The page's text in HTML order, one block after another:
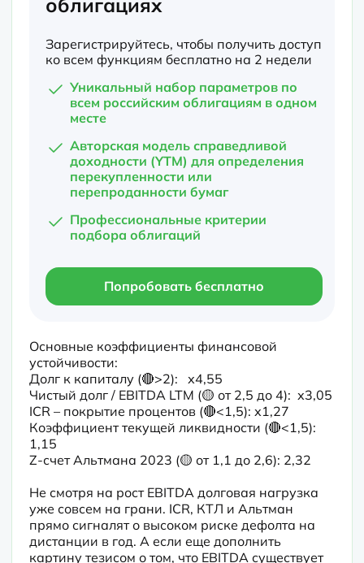
облигациях
Зарегистрируйтесь, чтобы получить доступ
ко всем функциям бесплатно на 2 недели
Уникальный набор параметров по
всем российским облигациям в одном
месте
Авторская модель справедливой
доходности (YTM) для определения
перекупленности или
перепроданности бумаг
Профессиональные критерии
подбора облигаций
Попробовать бесплатно
Основные коэффициенты финансовой
устойчивости:
Долг к капиталу (🔴>2):   х4,55
Чистый долг / EBITDA LTM (🟡 от 2,5 до 4):  х3,05
ICR – покрытие процентов (🔴<1,5): х1,27
Коэффициент текущей ликвидности (🔴<1,5):
1,15
Z-счет Альтмана 2023 (🟡 от 1,1 до 2,6): 2,32
Не смотря на рост EBITDA долговая нагрузка
уже совсем на грани. ICR, КТЛ и Альтман
прямо сигналят о высоком риске дефолта на
дистанции в год. А если еще дополнить
картину тезисом о том, что EBITDA существует